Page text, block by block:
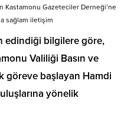
Kastamonu Gazeteciler Derneği’ne
sağlam iletişim
edindiği bilgilere göre,
Valiliği Basın ve
göreve başlayan Hamdi
yönelik